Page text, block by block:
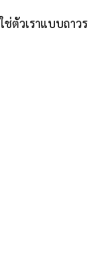
ช่ตัวเราแบบถาวร